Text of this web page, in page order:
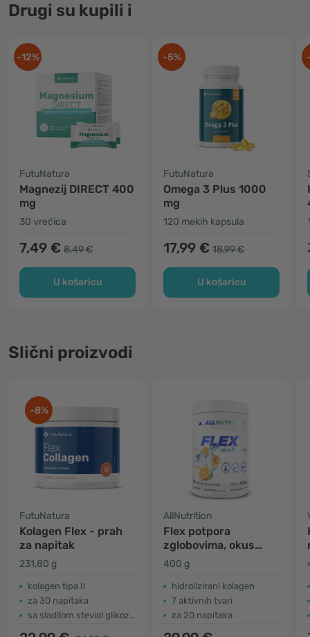
Drugi su kupili i
-12%
FutuNatura
Magnezij DIRECT 400
mg
30 vrećica
7,49 € 8,49 €
U košaricu
-5%
FutuNatura
Omega 3 Plus 1000
mg
120 mekih kapsula
17,99 € 18,99 €
U košaricu
Slični proizvodi
-8%
FutuNatura
Kolagen Flex - prah
za napitak
231,80 g
kolagen tipa II
za 30 napitaka
sa sladilom steviol glikozidi
AllNutrition
Flex potpora
zglobovima, okus
naranče
400 g
hidrolizirani kolagen
7 aktivnih tvari
za 20 napitaka